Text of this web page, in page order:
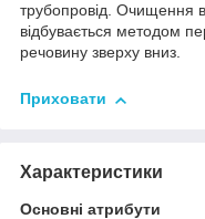
трубопровід. Очищення
відбувається методом
речовину зверху вниз.
Приховати
Характеристики
Основні атрибути